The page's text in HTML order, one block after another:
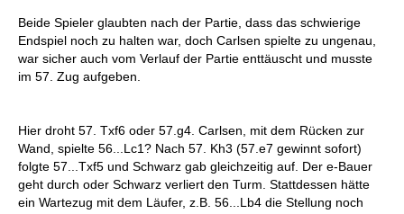
Beide Spieler glaubten nach der Partie, dass das schwierige
Endspiel noch zu halten war, doch Carlsen spielte zu ungenau,
war sicher auch vom Verlauf der Partie enttäuscht und musste
im 57. Zug aufgeben.
Hier droht 57. Txf6 oder 57.g4. Carlsen, mit dem Rücken zur
Wand, spielte 56...Lc1? Nach 57. Kh3 (57.e7 gewinnt sofort)
folgte 57...Txf5 und Schwarz gab gleichzeitig auf. Der e-Bauer
geht durch oder Schwarz verliert den Turm. Stattdessen hätte
ein Wartezug mit dem Läufer, z.B. 56...Lb4 die Stellung noch